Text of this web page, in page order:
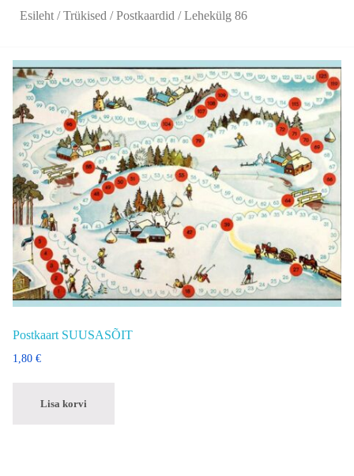
Esileht /Trükised /Postkaardid / Lehekülg 86
Postkaart SUUSASÕIT
1,80 €
Lisa korvi